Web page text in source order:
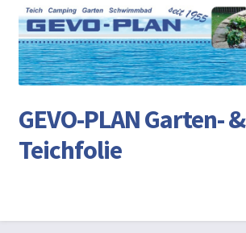
GEVO-PLAN Garten- &
Teichfolie
Startseite